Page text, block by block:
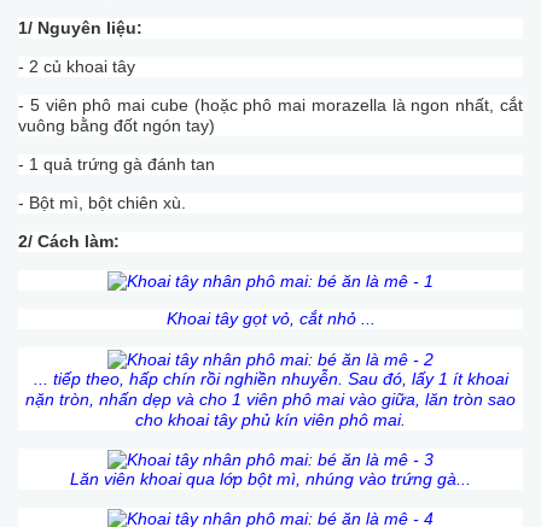
1/ Nguyên liệu:
- 2 củ khoai tây
- 5 viên phô mai cube (hoặc phô mai morazella là ngon nhất, cắt
vuông bằng đốt ngón tay)
- 1 quả trứng gà đánh tan
- Bột mì, bột chiên xù.
2/ Cách làm:
Khoai tây gọt vỏ, cắt nhỏ ...
... tiếp theo, hấp chín rồi nghiền nhuyễn. Sau đó, lấy 1 ít khoai
nặn tròn, nhấn dẹp và cho 1 viên phô mai vào giữa, lăn tròn sao
cho khoai tây phủ kín viên phô mai.
Lăn viên khoai qua lớp bột mì, nhúng vào trứng gà...